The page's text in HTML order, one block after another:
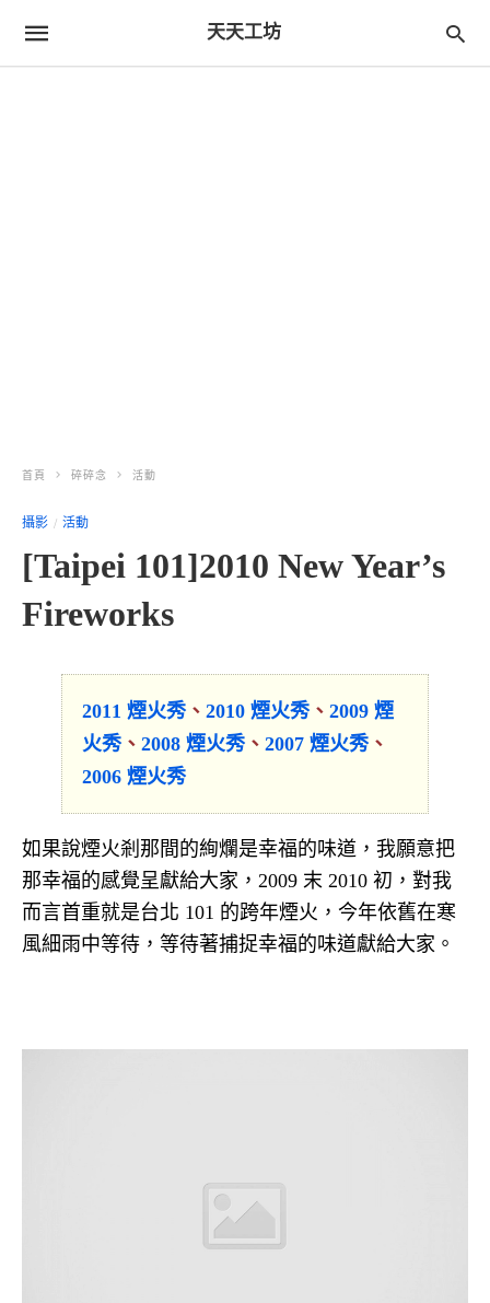
天天工坊
首頁 碎碎念 活動
攝影 活動
[Taipei 101]2010 New Year’s
Fireworks
2011 煙火秀 、 2010 煙火秀 、 2009 煙
火秀 、 2008 煙火秀 、 2007 煙火秀 、
2006 煙火秀
如果說煙火剎那間的絢爛是幸福的味道，我願意把
那幸福的感覺呈獻給大家，2009 末 2010 初，對我
而言首重就是台北 101 的跨年煙火，今年依舊在寒
風細雨中等待，等待著捕捉幸福的味道獻給大家。